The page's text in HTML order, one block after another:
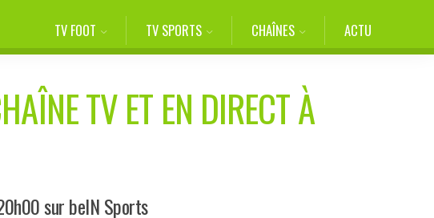
TV FOOT TV SPORTS CHAÎNES ACTU
TV ET EN DIRECT À
sur beIN Sports